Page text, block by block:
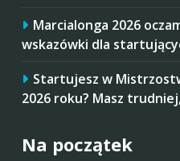
Marcialonga 2026
wskazówki dla
Startujesz w
2026 roku? Masz
Na początek